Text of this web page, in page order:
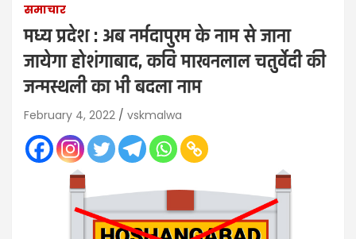
समाचार
मध्य प्रदेश : अब नर्मदापुरम के नाम से जाना
जायेगा होशंगाबाद, कवि माखनलाल चतुर्वेदी की
जन्मस्थली का भी बदला नाम
February 4, 2022 vskmalwa